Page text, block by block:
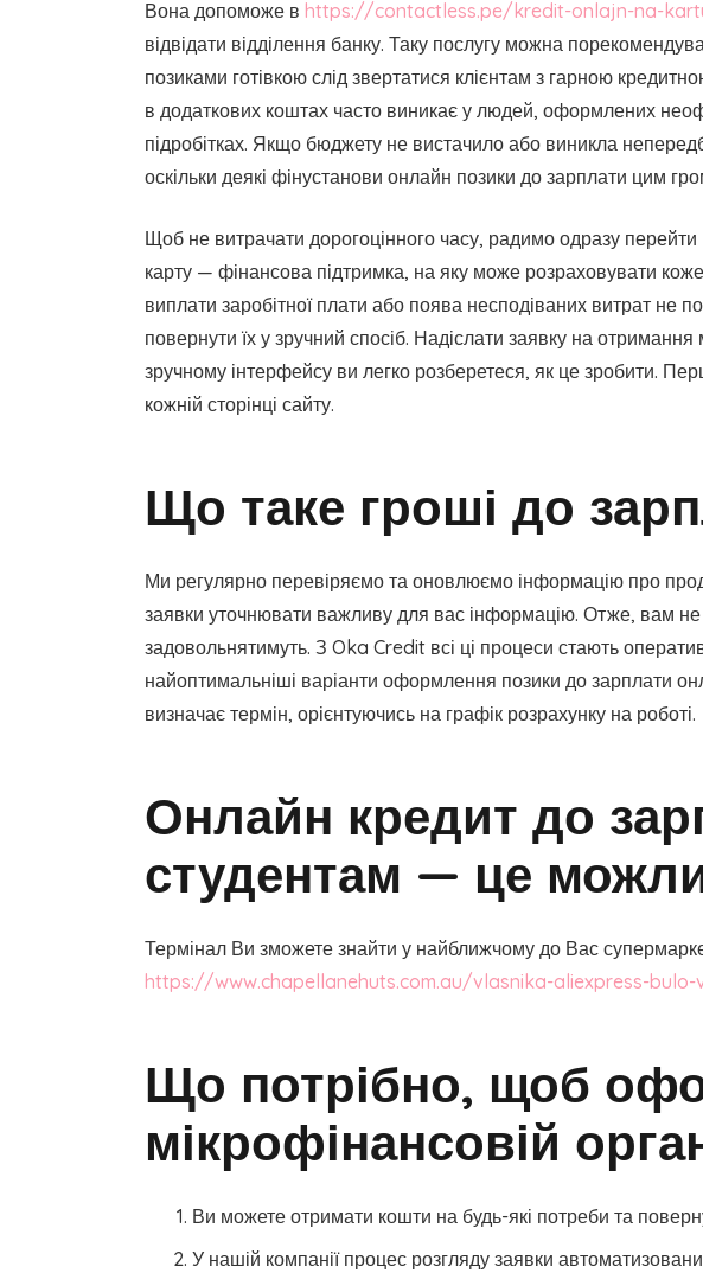
Вона допоможе в https://contactless.pe/kredit-onlajn-na-
відвідати відділення банку. Таку послугу можна
позиками готівкою слід звертатися клієнтам з гарною
в додаткових коштах часто виникає у людей, оформлених
підробітках. Якщо бюджету не вистачило або виникла
оскільки деякі фінустанови онлайн позики до зарплати цим
Щоб не витрачати дорогоцінного часу, радимо одразу
карту — фінансова підтримка, на яку може розраховувати
виплати заробітної плати або поява несподіваних витрат не
повернути їх у зручний спосіб. Надіслати заявку на
зручному інтерфейсу ви легко розберетеся, як це зробити.
кожній сторінці сайту.
Що таке гроші до
Ми регулярно перевіряємо та оновлюємо інформацію про
заявки уточнювати важливу для вас інформацію. Отже, вам не
задовольнятимуть. З Oka Credit всі ці процеси стають
найоптимальніші варіанти оформлення позики до зарплати
визначає термін, орієнтуючись на графік розрахунку на роботі.
Онлайн кредит до
студентам — це
Термінал Ви зможете знайти у найближчому до Вас
https://www.chapellanehuts.com.au/vlasnika-aliexpress-
Що потрібно, щоб
мікрофінансовій
Ви можете отримати кошти на будь-які потреби та
У нашій компанії процес розгляду заявки